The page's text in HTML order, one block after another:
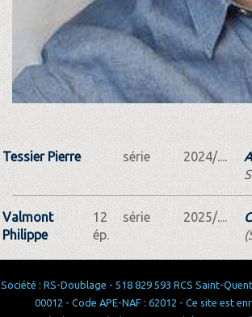
Tessier Pierre série 2024/....
Valmont
Philippe
12
ép.
série 2025/....
Société : RS-Doublage - 518 829 593 RCS Saint-
00012 - Code APE-NAF : 62012 - Ce site est